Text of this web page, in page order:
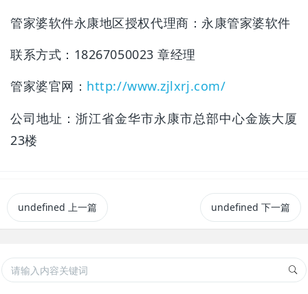
管家婆软件永康地区授权代理商：永康管家婆软件
联系方式：18267050023 章经理
管家婆官网： http://www.zjlxrj.com/
公司地址：浙江省金华市永康市总部中心金族大厦
23楼
undefined 上一篇 undefined 下一篇